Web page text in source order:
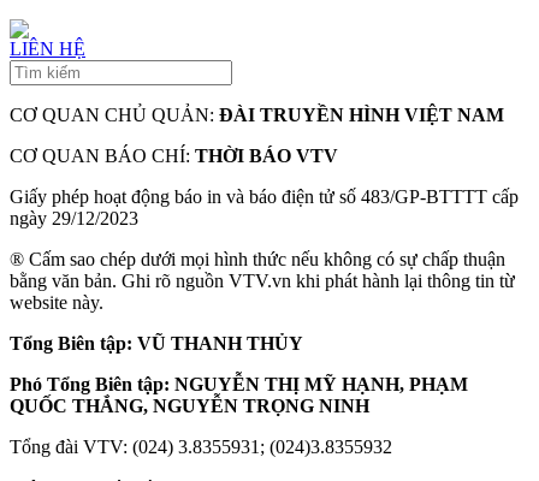
LIÊN HỆ
CƠ QUAN CHỦ QUẢN: ĐÀI TRUYỀN HÌNH VIỆT NAM
CƠ QUAN BÁO CHÍ: THỜI BÁO VTV
Giấy phép hoạt động báo in và báo điện tử số 483/GP-BTTTT cấp
ngày 29/12/2023
® Cấm sao chép dưới mọi hình thức nếu không có sự chấp thuận
bằng văn bản. Ghi rõ nguồn VTV.vn khi phát hành lại thông tin từ
website này.
Tổng Biên tập: VŨ THANH THỦY
Phó Tổng Biên tập: NGUYỄN THỊ MỸ HẠNH, PHẠM
QUỐC THẮNG, NGUYỄN TRỌNG NINH
Tổng đài VTV: (024) 3.8355931; (024)3.8355932